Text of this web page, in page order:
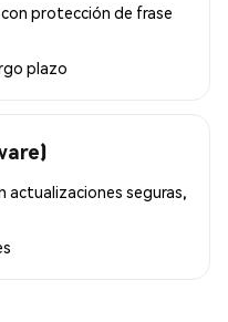
protección de frase
plazo
actualizaciones seguras,